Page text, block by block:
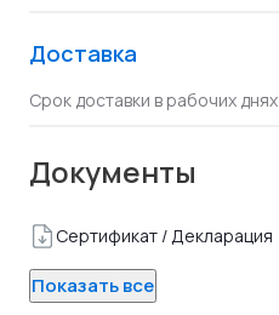
Доставка
Срок доставки в рабочих днях
Документы
Сертификат / Декларация
Показать все